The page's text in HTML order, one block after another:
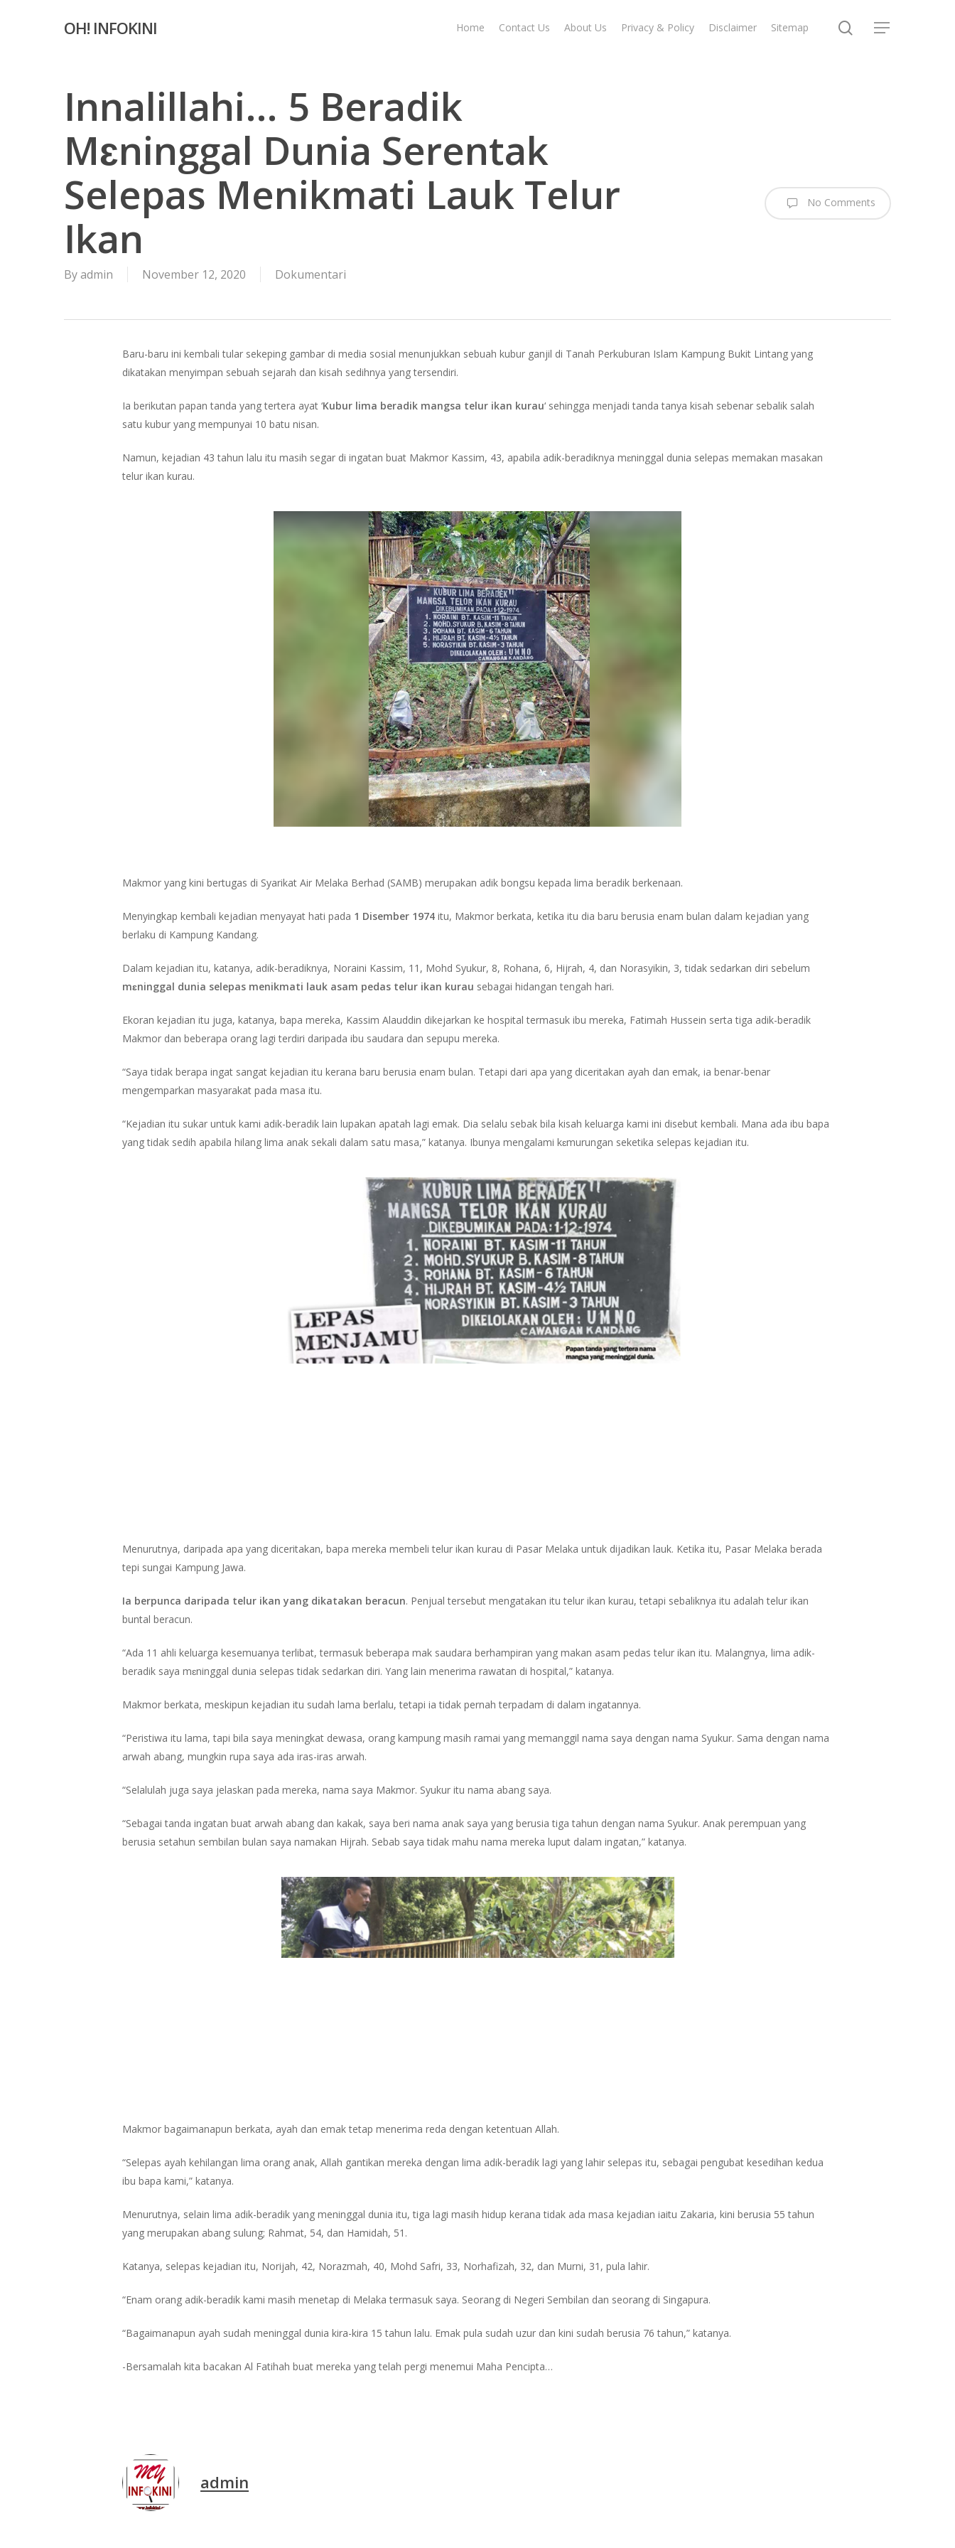
OH! INFOKINI Home Contact Us About Us Privacy & Policy Disclaimer Sitemap search
Menu
Innalillahi… 5 Beradik
Mɛninggal Dunia Serentak
Selepas Menikmati Lauk Telur
Ikan
Byadmin November 12, 2020 Dokumentari
No Comments
Baru-baru ini kembali tular sekeping gambar di media sosial menunjukkan sebuah kubur ganjil di Tanah Perkuburan Islam Kampung Bukit Lintang yang
dikatakan menyimpan sebuah sejarah dan kisah sedihnya yang tersendiri.
Ia berikutan papan tanda yang tertera ayat ‘Kubur lima beradik mangsa telur ikan kurau‘ sehingga menjadi tanda tanya kisah sebenar sebalik salah
satu kubur yang mempunyai 10 batu nisan.
Namun, kejadian 43 tahun lalu itu masih segar di ingatan buat Makmor Kassim, 43, apabila adik-beradiknya mɛninggal dunia selepas memakan masakan
telur ikan kurau.
Makmor yang kini bertugas di Syarikat Air Melaka Berhad (SAMB) merupakan adik bongsu kepada lima beradik berkenaan.
Menyingkap kembali kejadian menyayat hati pada 1 Disember 1974 itu, Makmor berkata, ketika itu dia baru berusia enam bulan dalam kejadian yang
berlaku di Kampung Kandang.
Dalam kejadian itu, katanya, adik-beradiknya, Noraini Kassim, 11, Mohd Syukur, 8, Rohana, 6, Hijrah, 4, dan Norasyikin, 3, tidak sedarkan diri sebelum
mɛninggal dunia selepas menikmati lauk asam pedas telur ikan kurau sebagai hidangan tengah hari.
Ekoran kejadian itu juga, katanya, bapa mereka, Kassim Alauddin dikejarkan ke hospital termasuk ibu mereka, Fatimah Hussein serta tiga adik-beradik
Makmor dan beberapa orang lagi terdiri daripada ibu saudara dan sepupu mereka.
“Saya tidak berapa ingat sangat kejadian itu kerana baru berusia enam bulan. Tetapi dari apa yang diceritakan ayah dan emak, ia benar-benar
mengemparkan masyarakat pada masa itu.
“Kejadian itu sukar untuk kami adik-beradik lain lupakan apatah lagi emak. Dia selalu sebak bila kisah keluarga kami ini disebut kembali. Mana ada ibu bapa
yang tidak sedih apabila hilang lima anak sekali dalam satu masa,” katanya. Ibunya mengalami kɛmurungan seketika selepas kejadian itu.
Menurutnya, daripada apa yang diceritakan, bapa mereka membeli telur ikan kurau di Pasar Melaka untuk dijadikan lauk. Ketika itu, Pasar Melaka berada
tepi sungai Kampung Jawa.
Ia berpunca daripada telur ikan yang dikatakan beracun. Penjual tersebut mengatakan itu telur ikan kurau, tetapi sebaliknya itu adalah telur ikan
buntal beracun.
“Ada 11 ahli keluarga kesemuanya terlibat, termasuk beberapa mak saudara berhampiran yang makan asam pedas telur ikan itu. Malangnya, lima adik-
beradik saya mɛninggal dunia selepas tidak sedarkan diri. Yang lain menerima rawatan di hospital,” katanya.
Makmor berkata, meskipun kejadian itu sudah lama berlalu, tetapi ia tidak pernah terpadam di dalam ingatannya.
“Peristiwa itu lama, tapi bila saya meningkat dewasa, orang kampung masih ramai yang memanggil nama saya dengan nama Syukur. Sama dengan nama
arwah abang, mungkin rupa saya ada iras-iras arwah.
“Selalulah juga saya jelaskan pada mereka, nama saya Makmor. Syukur itu nama abang saya.
“Sebagai tanda ingatan buat arwah abang dan kakak, saya beri nama anak saya yang berusia tiga tahun dengan nama Syukur. Anak perempuan yang
berusia setahun sembilan bulan saya namakan Hijrah. Sebab saya tidak mahu nama mereka luput dalam ingatan,” katanya.
Makmor bagaimanapun berkata, ayah dan emak tetap menerima reda dengan ketentuan Allah.
“Selepas ayah kehilangan lima orang anak, Allah gantikan mereka dengan lima adik-beradik lagi yang lahir selepas itu, sebagai pengubat kesedihan kedua
ibu bapa kami,” katanya.
Menurutnya, selain lima adik-beradik yang meninggal dunia itu, tiga lagi masih hidup kerana tidak ada masa kejadian iaitu Zakaria, kini berusia 55 tahun
yang merupakan abang sulung; Rahmat, 54, dan Hamidah, 51.
Katanya, selepas kejadian itu, Norijah, 42, Norazmah, 40, Mohd Safri, 33, Norhafizah, 32, dan Murni, 31, pula lahir.
“Enam orang adik-beradik kami masih menetap di Melaka termasuk saya. Seorang di Negeri Sembilan dan seorang di Singapura.
“Bagaimanapun ayah sudah meninggal dunia kira-kira 15 tahun lalu. Emak pula sudah uzur dan kini sudah berusia 76 tahun,” katanya.
-Bersamalah kita bacakan Al Fatihah buat mereka yang telah pergi menemui Maha Pencipta…
admin